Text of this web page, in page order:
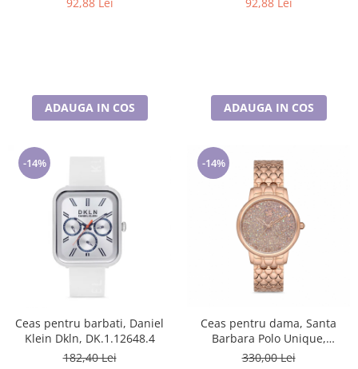
92,88 Lei
ADAUGA IN COS
92,88 Lei
ADAUGA IN COS
-14%
Ceas pentru barbati, Daniel
Klein Dkln, DK.1.12648.4
182,40 Lei
-14%
Ceas pentru dama, Santa
Barbara Polo Unique,
SB.1.10127.2
330,00 Lei